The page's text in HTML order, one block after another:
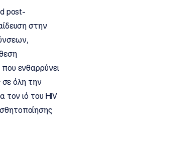
post-
στην
ενθαρρύνει
σε όλη την
ιό του HIV